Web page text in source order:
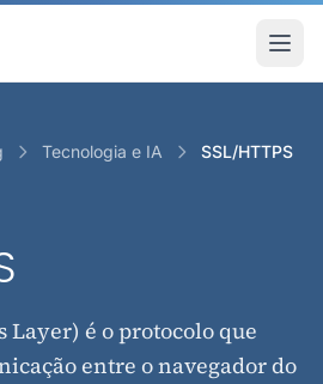
Tecnologia e IA SSL/HTTPS
Layer) é o protocolo que
entre o navegador do